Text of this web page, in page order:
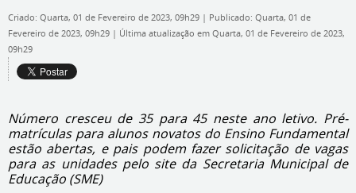
Criado: Quarta, 01 de Fevereiro de 2023, 09h29 | Publicado: Quarta, 01 de
Fevereiro de 2023, 09h29 | Última atualização em Quarta, 01 de Fevereiro de 2023,
09h29
Número cresceu de 35 para 45 neste ano letivo. Pré-
matrículas para alunos novatos do Ensino Fundamental
estão abertas, e pais podem fazer solicitação de vagas
para as unidades pelo site da Secretaria Municipal de
Educação (SME)